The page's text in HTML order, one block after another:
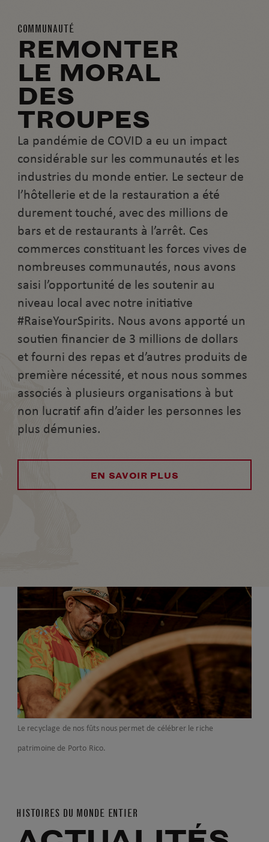
COMMUNAUTÉ
REMONTER
LE MORAL
DES
TROUPES
La pandémie de COVID a eu un impact
considérable sur les communautés et les
industries du monde entier. Le secteur de
l’hôtellerie et de la restauration a été
durement touché, avec des millions de
bars et de restaurants à l’arrêt. Ces
commerces constituant les forces vives de
nombreuses communautés, nous avons
saisi l’opportunité de les soutenir au
niveau local avec notre initiative
#RaiseYourSpirits. Nous avons apporté un
soutien financier de 3 millions de dollars
et fourni des repas et d’autres produits de
première nécessité, et nous nous sommes
associés à plusieurs organisations à but
non lucratif afin d’aider les personnes les
plus démunies.
EN SAVOIR PLUS
Le recyclage de nos fûts nous permet de célébrer le riche
patrimoine de Porto Rico.
HISTOIRES DU MONDE ENTIER